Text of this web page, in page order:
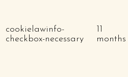
cookielawinfo-
checkbox-necessary
11
months